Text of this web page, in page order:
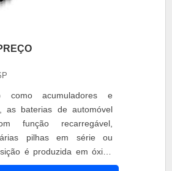
como acumuladores e
as baterias de automóvel
função recarregável,
pilhas em série ou
é produzida em óxido
dentro da bateria tem 6